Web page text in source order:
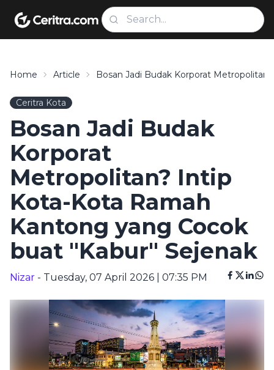
Home Article Bosan Jadi Budak Korporat
Ceritra Kota
Bosan Jadi Budak
Korporat
Metropolitan? Intip
Kota-Kota Ramah
Kantong yang Cocok
buat "Kabur" Sejenak
Nizar - Tuesday, 07 April 2026 | 07:35 PM